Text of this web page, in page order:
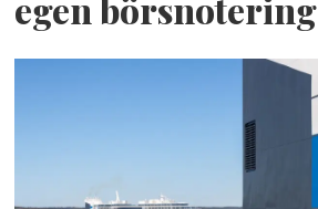
egen börsnotering